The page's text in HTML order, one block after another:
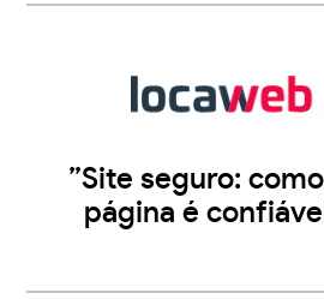
”Site seguro:
página é